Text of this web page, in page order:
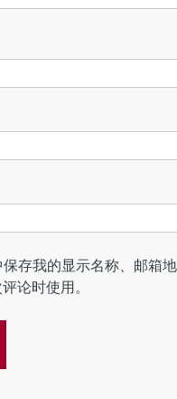
存我的显示名称、邮箱
论时使用。